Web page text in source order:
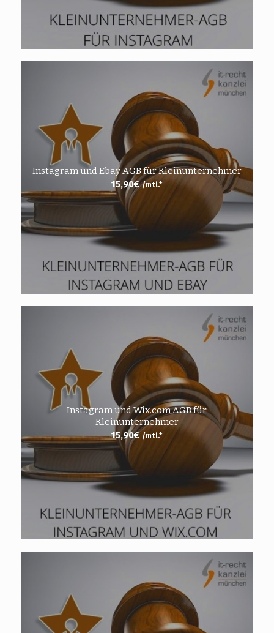
Instagram und Ebay AGB für Kleinunternehmer
15,90€ /mtl.*
Instagram und Wix.com AGB für
Kleinunternehmer
15,90€ /mtl.*